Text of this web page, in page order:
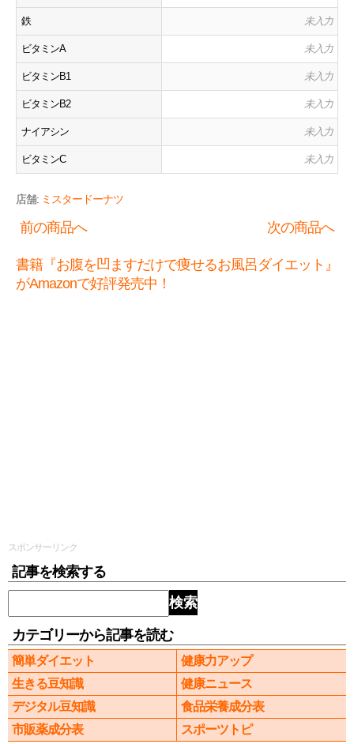
鉄 未入力
ビタミンA 未入力
ビタミンB1 未入力
ビタミンB2 未入力
ナイアシン 未入力
ビタミンC 未入力
店舗: ミスタードーナツ
前の商品へ 次の商品へ
書籍『お腹を凹ますだけで痩せるお風呂ダイエット』
がAmazonで好評発売中！
スポンサーリンク
記事を検索する
検索
カテゴリーから記事を読む
簡単ダイエット
健康力アップ
生きる豆知識
健康ニュース
デジタル豆知識
食品栄養成分表
市販薬成分表
スポーツトピ